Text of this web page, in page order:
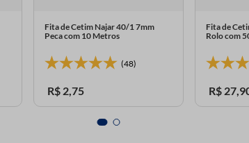
Fita de Cetim Najar 40/1 7mm
Peca com 10 Metros
(48)
R$ 2, 75
Fita de
Rolo com
R$ 27